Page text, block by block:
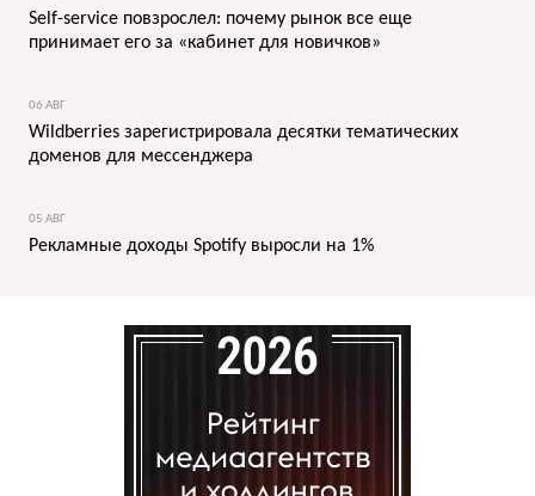
Self-service повзрослел: почему рынок все еще
принимает его за «кабинет для новичков»
06 АВГ
Wildberries зарегистрировала десятки тематических
доменов для мессенджера
05 АВГ
Рекламные доходы Spotify выросли на 1%